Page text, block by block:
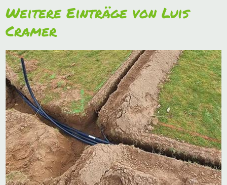
Weitere Einträge von Luis
Cramer